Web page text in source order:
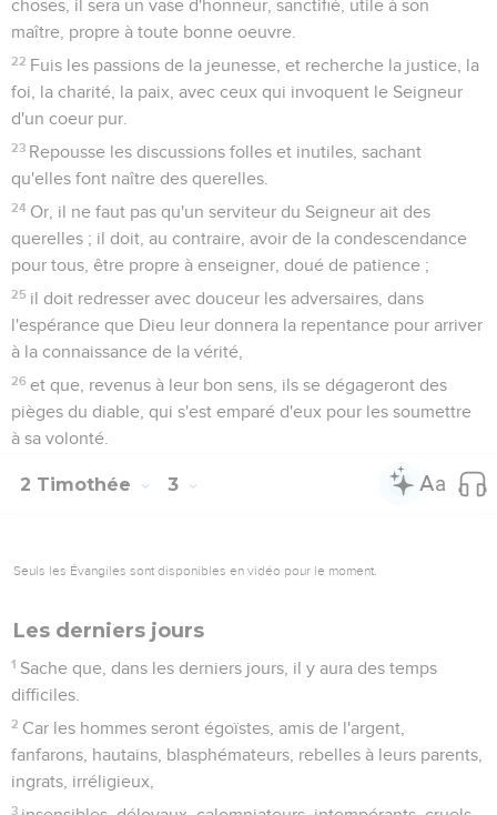
choses, il sera un vase d'honneur, sanctifié, utile à son
maître, propre à toute bonne oeuvre.
22 Fuis les passions de la jeunesse, et recherche la justice, la
foi, la charité, la paix, avec ceux qui invoquent le Seigneur
d'un coeur pur.
23 Repousse les discussions folles et inutiles, sachant
qu'elles font naître des querelles.
24 Or, il ne faut pas qu'un serviteur du Seigneur ait des
querelles ; il doit, au contraire, avoir de la condescendance
pour tous, être propre à enseigner, doué de patience ;
25 il doit redresser avec douceur les adversaires, dans
l'espérance que Dieu leur donnera la repentance pour arriver
à la connaissance de la vérité,
26 et que, revenus à leur bon sens, ils se dégageront des
pièges du diable, qui s'est emparé d'eux pour les soumettre
à sa volonté.
2 Timothée 3
Seuls les Évangiles sont disponibles en vidéo pour le moment.
Les derniers jours
1 Sache que, dans les derniers jours, il y aura des temps
difficiles.
2 Car les hommes seront égoïstes, amis de l'argent,
fanfarons, hautains, blasphémateurs, rebelles à leurs parents,
ingrats, irréligieux,
3